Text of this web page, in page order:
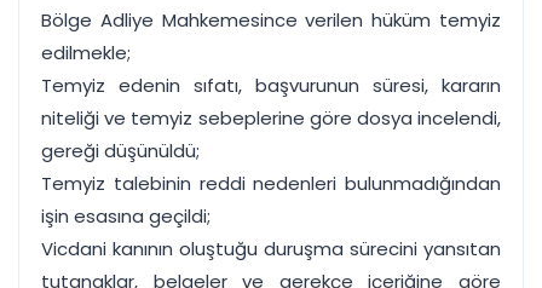
Bölge Adliye Mahkemesince verilen hüküm temyiz
edilmekle;
Temyiz edenin sıfatı, başvurunun süresi, kararın
niteliği ve temyiz sebeplerine göre dosya incelendi,
gereği düşünüldü;
Temyiz talebinin reddi nedenleri bulunmadığından
işin esasına geçildi;
Vicdani kanının oluştuğu duruşma sürecini yansıtan
tutanaklar, belgeler ve gerekçe içeriğine göre